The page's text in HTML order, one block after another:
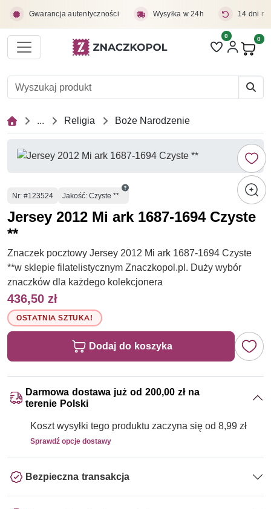
Gwarancja autentyczności Wysyłka w 24h 14 dni
Liczba pozycji
0 0
... Religia Boże Narodzenie
Numer
Nr: #123524 Jakość: Czyste **
Jersey 2012 Mi ark 1687-1694 Czyste
**
Znaczek pocztowy Jersey 2012 Mi ark 1687-1694 Czyste
**w sklepie filatelistycznym Znaczkopol.pl. Duży wybór
znaczków dla każdego kolekcjonera
436,50 zł
OSTATNIA SZTUKA!
Dodaj do koszyka
Darmowa dostawa już od 200,00 zł na
terenie Polski
Koszt wysyłki tego produktu zaczyna się od 8,99 zł
Sprawdź opcje dostawy
Bezpieczna transakcja